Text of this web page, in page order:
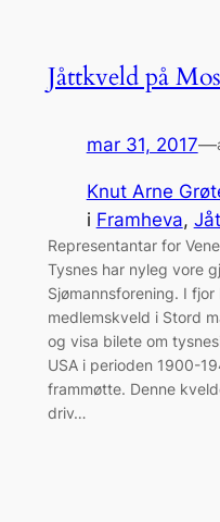
Jåttkveld på
mar 31, 2017—
Knut Arne
i Framheva,
Representantar for
Tysnes har nyleg vore
Sjømannsforening. I
medlemskveld i Stord
og visa bilete om
USA i perioden 1900-
frammøtte. Denne
driv…